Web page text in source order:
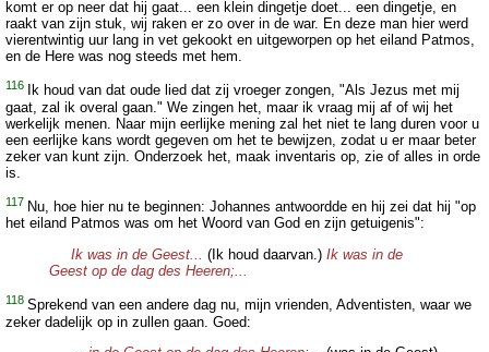
komt er op neer dat hij gaat... een klein dingetje doet... een dingetje, en
raakt van zijn stuk, wij raken er zo over in de war. En deze man hier werd
vierentwintig uur lang in vet gekookt en uitgeworpen op het eiland Patmos,
en de Here was nog steeds met hem.
116
Ik houd van dat oude lied dat zij vroeger zongen, "Als Jezus met mij
gaat, zal ik overal gaan." We zingen het, maar ik vraag mij af of wij het
werkelijk menen. Naar mijn eerlijke mening zal het niet te lang duren voor u
een eerlijke kans wordt gegeven om het te bewijzen, zodat u er maar beter
zeker van kunt zijn. Onderzoek het, maak inventaris op, zie of alles in orde
is.
117 Nu, hoe hier nu te beginnen: Johannes antwoordde en hij zei dat hij "op
het eiland Patmos was om het Woord van God en zijn getuigenis":
Ik was in de Geest...
(Ik houd daarvan.) Ik was in de
Geest op de dag des Heeren;...
118 Sprekend van een andere dag nu, mijn vrienden, Adventisten, waar we
zeker dadelijk op in zullen gaan. Goed: